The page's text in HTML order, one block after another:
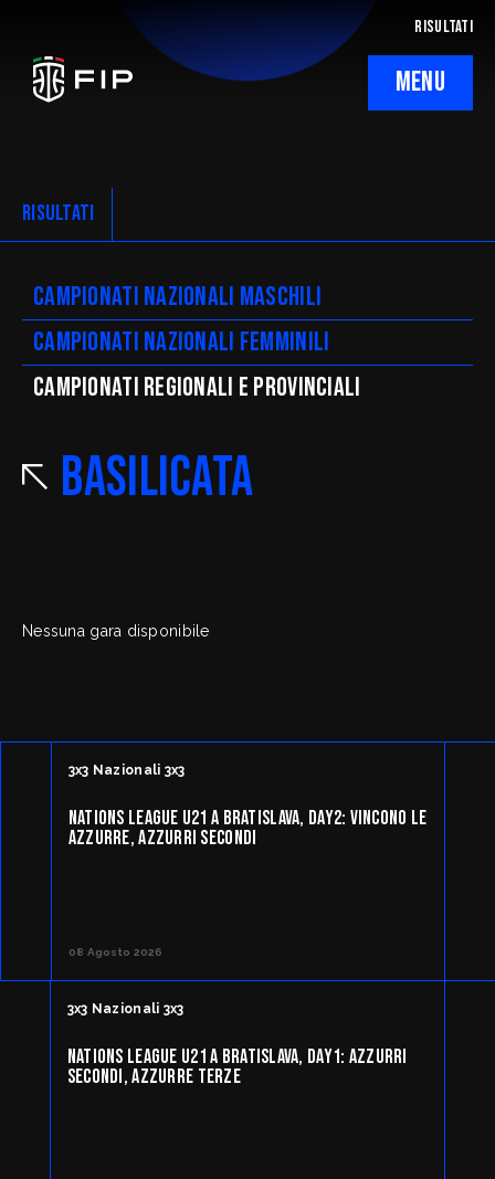
RISULTATI
MENU
Ticketing
Regolamenti
Trasparenza
SafeGuarding/SPOC
Comitati Regionali
FipOnLine
Settore Giovanile
Minibasket
SPORTELLO LEGALE-FISCALE
Giustizia Sportiva
Settore Organizzativo
Webmail
RISULTATI
Campionati nazionali maschili
Campionati nazionali femminili
CAMpionati regionali e provinciali
Basilicata
Nessuna gara disponibile
3x3 Nazionali 3x3
NATIONS LEAGUE U21 A BRATISLAVA, DAY2: VINCONO LE
AZZURRE, AZZURRI SECONDI
08 Agosto 2026
3x3 Nazionali 3x3
NATIONS LEAGUE U21 A BRATISLAVA, DAY1: AZZURRI
SECONDI, AZZURRE TERZE